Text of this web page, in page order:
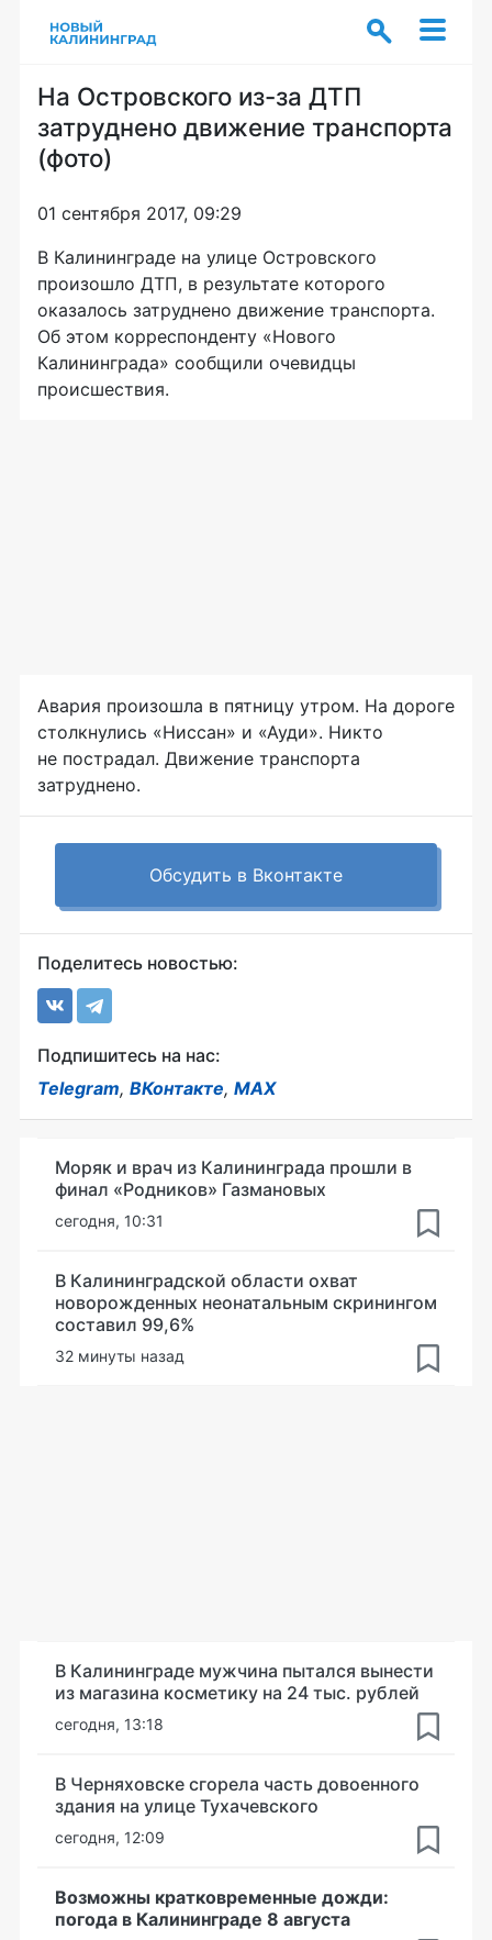
На Островского из-за ДТП
затруднено движение транспорта
(фото)
01 сентября 2017, 09:29
В Калининграде на улице Островского
произошло ДТП, в результате которого
оказалось затруднено движение транспорта.
Об этом корреспонденту «Нового
Калининграда» сообщили очевидцы
происшествия.
Авария произошла в пятницу утром. На дороге
столкнулись «Ниссан» и «Ауди». Никто
не пострадал. Движение транспорта
затруднено.
Обсудить в Вконтакте
Поделитесь новостью:
Подпишитесь на нас:
Telegram, ВКонтакте, MAX
Моряк и врач из Калининграда прошли в
финал «Родников» Газмановых
сегодня, 10:31
В Калининградской области охват
новорожденных неонатальным скринингом
составил 99,6%
32 минуты назад
В Калининграде мужчина пытался вынести
из магазина косметику на 24 тыс. рублей
сегодня, 13:18
В Черняховске сгорела часть довоенного
здания на улице Тухачевского
сегодня, 12:09
Возможны кратковременные дожди:
погода в Калининграде 8 августа